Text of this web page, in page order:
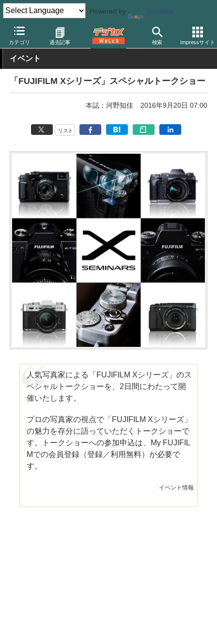
Powered by Translate
カテゴリ 過去記事 検索 Impressサイト
デジカメ Watch カメラ ミラーレスカメラ 富士フイルム
イベント
「FUJIFILM Xシリーズ」スペシャルトークショー
本誌：河野知佳 2016年9月20日 07:00
リスト
人気写真家による「FUJIFILM Xシリーズ」のス
ペシャルトークショーを、2日間にわたって開
催いたします。
プロの写真家の視点で「FUJIFILM Xシリーズ」
の魅力を存分に語っていただくトークショーで
す。トークショーへの参加申込は、My FUJIFIL
Mでの会員登録（登録／利用無料）が必要で
す。
イベント情報